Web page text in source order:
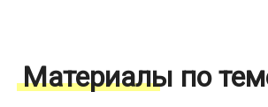
Материалы по